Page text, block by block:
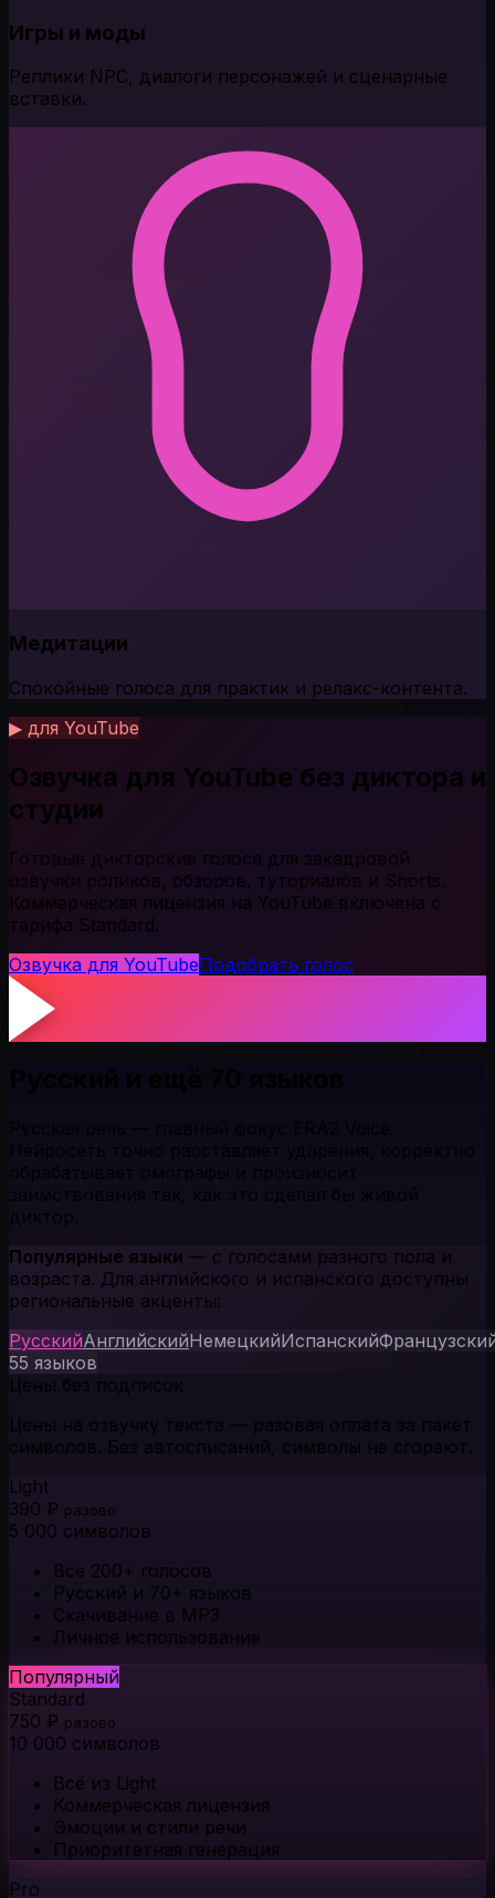
Игры и моды
Реплики NPC, диалоги персонажей и сценарные
вставки.
Медитации
Спокойные голоса для практик и релакс-контента.
▶ для YouTube
Озвучка для YouTube без диктора и
студии
Готовые дикторские голоса для закадровой
озвучки роликов, обзоров, туториалов и Shorts.
Коммерческая лицензия на YouTube включена с
тарифа Standard.
Озвучка для YouTubeПодобрать голос
Нейросеть точно расставляет ударения, корректно
обрабатывает омографы и произносит
заимствования так, как это сделал бы живой
диктор.
Популярные языки — с голосами разного пола и
возраста. Для английского и испанского доступны
региональные акценты:
РусскийАнглийскийНемецкийИспанский
55 языков
Цены без подписок
Цены на озвучку текста — разовая оплата за пакет
символов. Без автосписаний, символы не сгорают.
Light
390 ₽ разово
5 000 символов
Все 200+ голосов
Русский и 70+ языков
Скачивание в MP3
Личное использование
Популярный
Standard
750 ₽ разово
10 000 символов
Всё из Light
Коммерческая лицензия
Эмоции и стили речи
Приоритетная генерация
Pro